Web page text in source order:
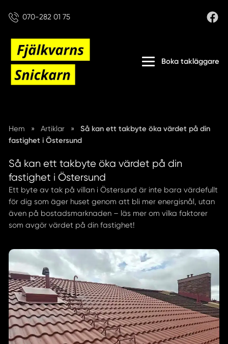
070-282 01 75
Boka takläggare
Hem » Artiklar »
Så kan ett takbyte öka värdet på din
fastighet i Östersund
Så kan ett takbyte öka värdet på din
fastighet i Östersund
Ett byte av tak på villan i Östersund är inte bara värdefullt
för dig som äger huset genom att bli mer energisnål, utan
även på bostadsmarknaden – läs mer om vilka faktorer
som avgör värdet på din fastighet!